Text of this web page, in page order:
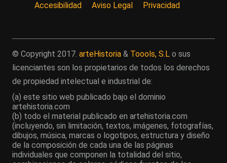
Accesibilidad
Aviso Legal Privacidad
© Copyright 2017. arteHistoria & Toools, S.L o sus
licenciantes son los propietarios de todos los derechos
de propiedad intelectual e industrial de:
(a) este sitio web publicado bajo el dominio
artehistoria.com
(b) todo el material publicado en artehistoria.com
(incluyendo, sin limitación, textos, imágenes, fotografías,
dibujos, música, marcas o logotipos, estructura y diseño
de la composición de cada una de las páginas
individuales que componen la totalidad del sitio,